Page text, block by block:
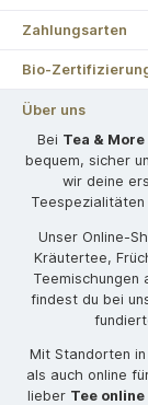
Zahlungsarten
Bio-
Über uns
Bei Tea & More
bequem, sicher
wir deine
Teespezialitäten
Unser Online-
Kräutertee,
Teemischungen
findest du bei
Mit Standorten in
als auch online
lieber Tee